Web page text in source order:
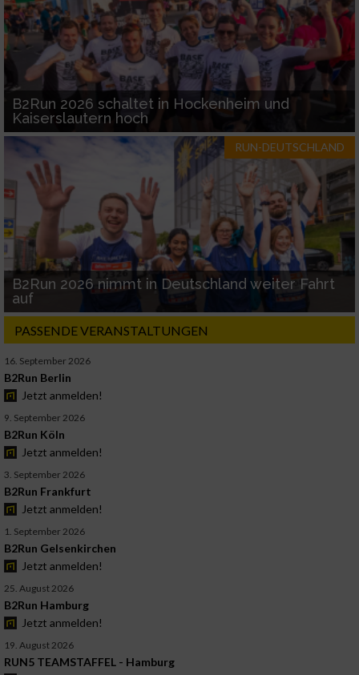
B2Run 2026 schaltet in Hockenheim und
Kaiserslautern hoch
RUN-DEUTSCHLAND
B2Run 2026 nimmt in Deutschland weiter Fahrt
auf
PASSENDE VERANSTALTUNGEN
16. September 2026
B2Run Berlin
Jetzt anmelden!
9. September 2026
B2Run Köln
Jetzt anmelden!
3. September 2026
B2Run Frankfurt
Jetzt anmelden!
1. September 2026
B2Run Gelsenkirchen
Jetzt anmelden!
25. August 2026
B2Run Hamburg
Jetzt anmelden!
19. August 2026
RUN5 TEAMSTAFFEL - Hamburg